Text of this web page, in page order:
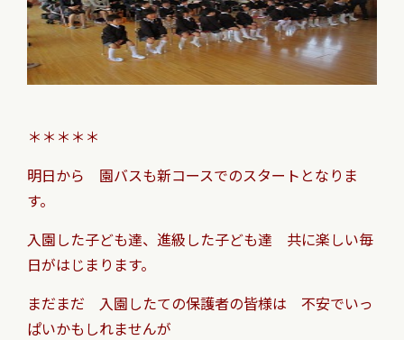
＊＊＊＊＊
明日から 園バスも新コースでのスタートとなりま
す。
入園した子ども達、進級した子ども達 共に楽しい毎
日がはじまります。
まだまだ 入園したての保護者の皆様は 不安でいっ
ぱいかもしれませんが